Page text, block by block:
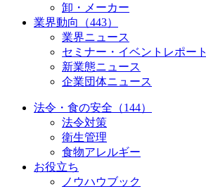
卸・メーカー
業界動向（443）
業界ニュース
セミナー・イベントレポート
新業態ニュース
企業団体ニュース
法令・食の安全（144）
法令対策
衛生管理
食物アレルギー
お役立ち
ノウハウブック